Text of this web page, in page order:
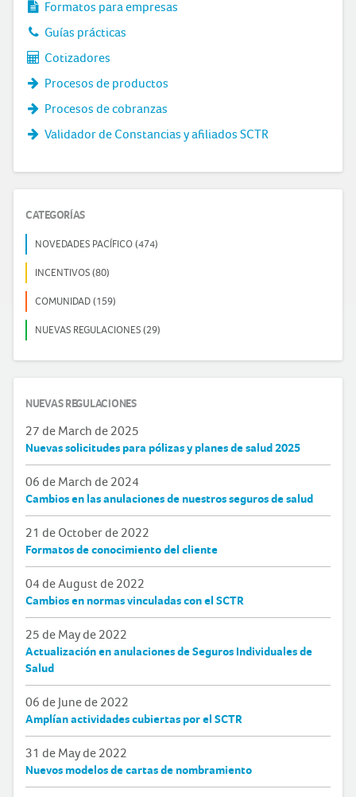
Formatos para empresas
Guías prácticas
Cotizadores
Procesos de productos
Procesos de cobranzas
Validador de Constancias y afiliados SCTR
CATEGORÍAS
NOVEDADES PACÍFICO (474)
INCENTIVOS (80)
COMUNIDAD (159)
NUEVAS REGULACIONES (29)
NUEVAS REGULACIONES
27 de March de 2025
Nuevas solicitudes para pólizas y planes de salud 2025
06 de March de 2024
Cambios en las anulaciones de nuestros seguros de salud
21 de October de 2022
Formatos de conocimiento del cliente
04 de August de 2022
Cambios en normas vinculadas con el SCTR
25 de May de 2022
Actualización en anulaciones de Seguros Individuales de
Salud
06 de June de 2022
Amplían actividades cubiertas por el SCTR
31 de May de 2022
Nuevos modelos de cartas de nombramiento